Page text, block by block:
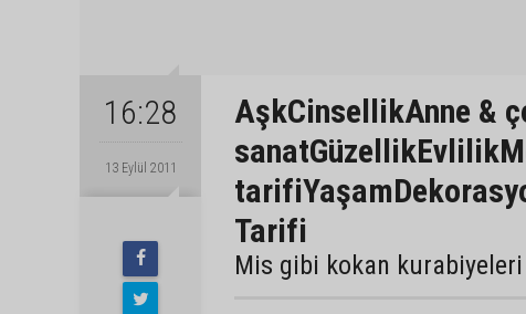
16:28
13 Eylül 2011
AşkCinsellikAnne &
Tarifi
Mis gibi kokan